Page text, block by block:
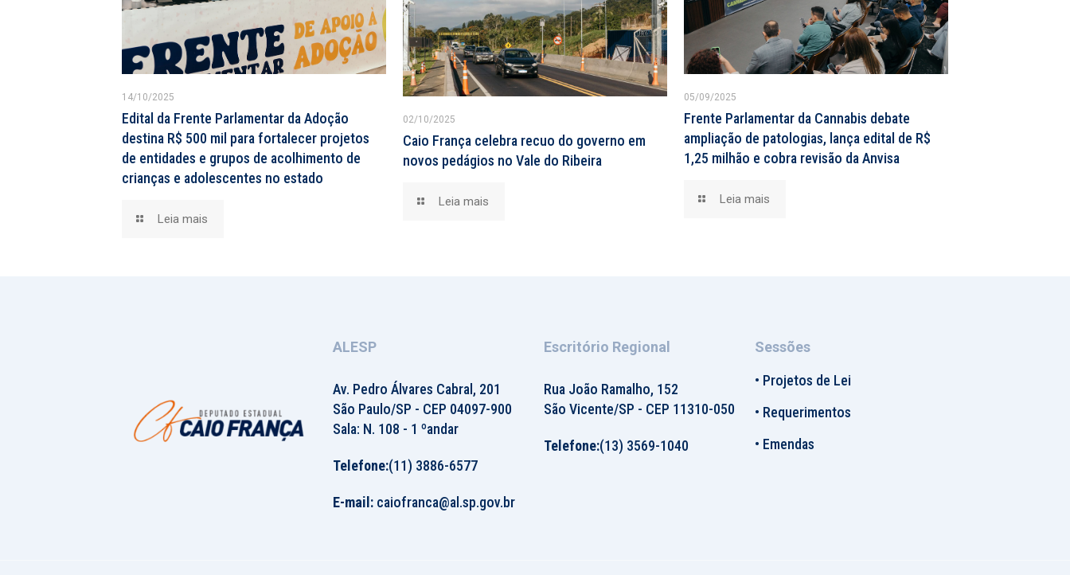
14/10/2025
Edital da Frente Parlamentar da Adoção
destina R$ 500 mil para fortalecer projetos
de entidades e grupos de acolhimento de
crianças e adolescentes no estado
Leia mais
02/10/2025
Caio França celebra recuo do governo em
novos pedágios no Vale do Ribeira
Leia mais
05/09/2025
Frente Parlamentar da Cannabis debate
ampliação de patologias, lança edital de R$
1,25 milhão e cobra revisão da Anvisa
Leia mais
ALESP
Av. Pedro Álvares Cabral, 201
São Paulo/SP - CEP 04097-900
Sala: N. 108 - 1 ºandar
Telefone:(11) 3886-6577
E-mail:caiofranca@al.sp.gov.br
Escritório Regional
Rua João Ramalho, 152
São Vicente/SP - CEP 11310-050
Telefone:(13) 3569-1040
Sessões
• Projetos de Lei
• Requerimentos
• Emendas